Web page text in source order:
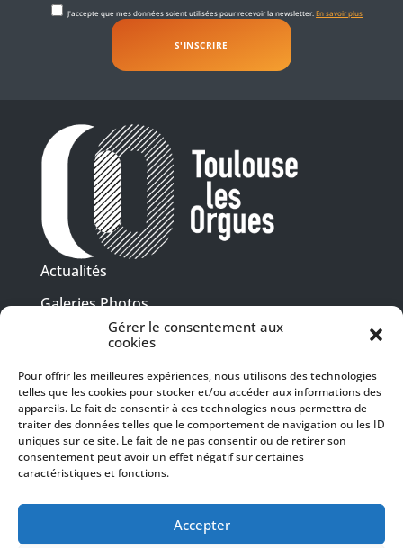
Gérer le consentement aux
cookies
Pour offrir les meilleures expériences, nous utilisons des technologies
telles que les cookies pour stocker et/ou accéder aux informations des
appareils. Le fait de consentir à ces technologies nous permettra de
traiter des données telles que le comportement de navigation ou les ID
uniques sur ce site. Le fait de ne pas consentir ou de retirer son
consentement peut avoir un effet négatif sur certaines
caractéristiques et fonctions.
Accepter
J'accepte que mes données soient utilisées pour recevoir la newsletter.En savoir plus
Actualités
Galeries Photos
Vidéothèque
Presse
Billetterie
Recrutement
Mentions légales
Politique de confidentialité
SUIVEZ-NOUS